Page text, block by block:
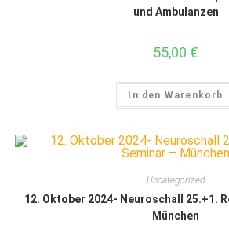
und Ambulanzen
55,00 €
In den Warenkorb
Uncategorized
12. Oktober 2024- Neuroschall 25.+1.
München